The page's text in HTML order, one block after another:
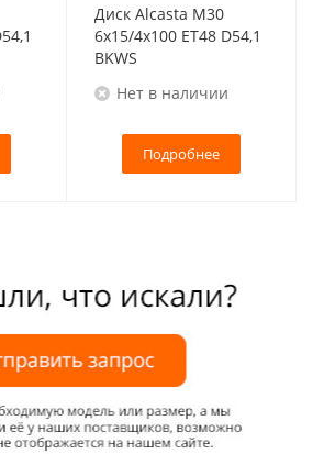
Диск Alcasta M30
6x15/4x100 ET48 D54,1
BKWS
Нет в наличии
Подробнее